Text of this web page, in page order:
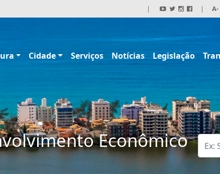
| | A-
Cidade Serviços Notícias Legislação
Econômico